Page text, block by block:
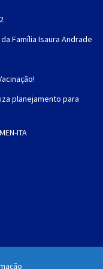
Família Isaura Andrade
planejamento para
ITA